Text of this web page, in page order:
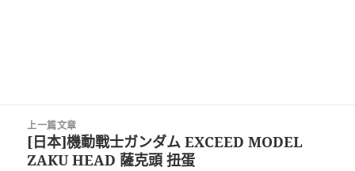
上一篇文章
上
一
[日本]機動戰士ガンダム EXCEED MODEL
ZAKU HEAD 薩克頭 扭蛋